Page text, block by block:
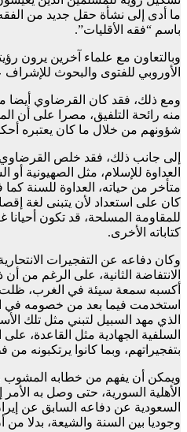
ما أدى إلى نشأة حقل جديد من
باسم “فقه الأقليات”.
وبالتعاون مع علماء آخرين يرون
الأوروبي للفتوى والبحوث للإشراف
ومع ذلك، فقد كان القرضاوي
منه رائحة التلفيق، مصرا على أن
شؤونهم من خلال ما كان يعتبره
إلى جانب ذلك، فقد خلص
العداوة للإسلام، مثل الصهيونية
متأخر من حياته، العداوة للسنة
كان على استعداد لأن يتبنى لغة
للمقاومة المسلحة، قد تكون
كتاباته الأخرى.
وكان دفاعه عن التفجيرات
الانتفاضة الثانية، على الرغم من
أكسبه سمعة سيئة في الغرب، ظلت
استخدمت فيما بعد من خصومه في
الذي مهد السبيل لتبني مثل تلك
السلفية الجهادية مثل القاعدة،
بتفجيراتهم، وبما كانوا يرتكبونه من
ويمكن أن يفهم من خطابه المشوب
الأهلية السورية، حتى وصل به
السعودية عن دفاعه السابق عن
وجوديا بين السنة والشيعة، بدلا من